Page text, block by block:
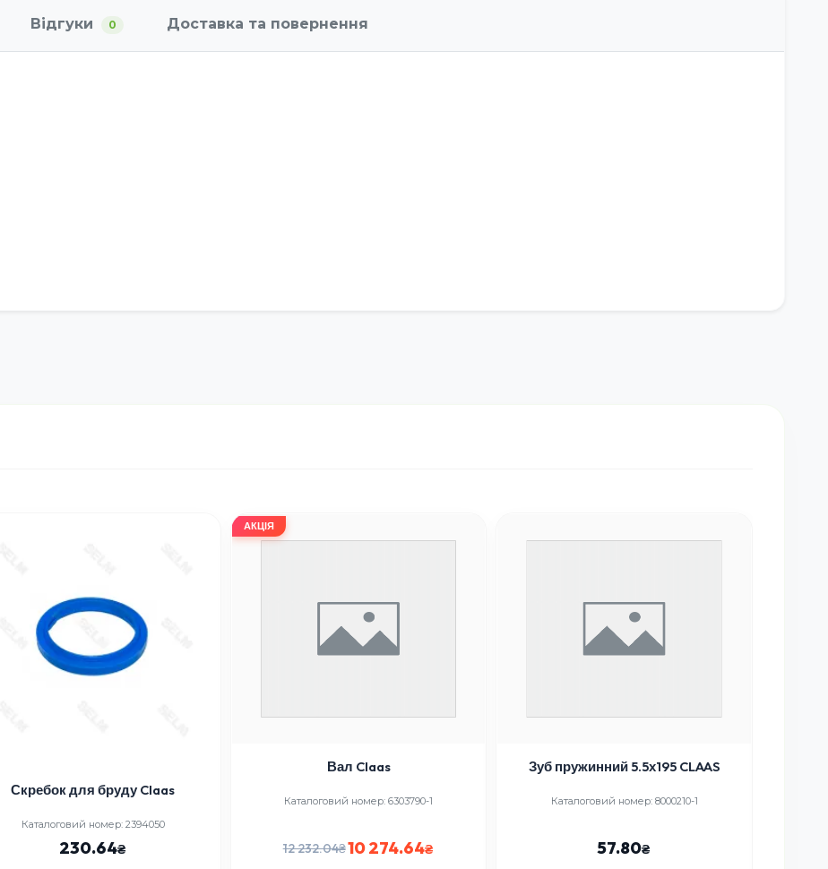
Відгуки 0 Доставка та повернення
Скребок для бруду Claas
Каталоговий номер: 2394050
230.64
АКЦІЯ
Вал Claas
Каталоговий номер: 6303790-1
12 232.04 10 274.64
Зуб пружинний 5.5х195 CLAAS
Каталоговий номер: 8000210-1
57.80